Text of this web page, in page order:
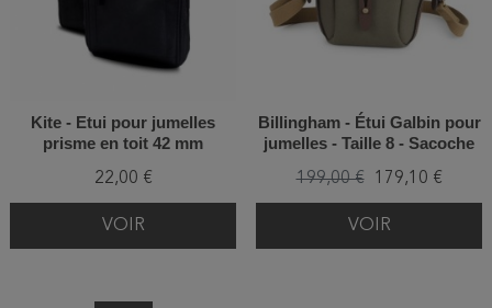
Kite - Etui pour jumelles
prisme en toit 42 mm
22,00 €
VOIR
Billingham - Étui Galbin pour
jumelles - Taille 8 - Sacoche
199,00 € 179,10 €
VOIR